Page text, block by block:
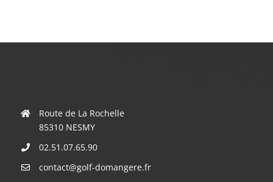
Route de La Rochelle
85310 NESMY
02.51.07.65.90
contact@golf-domangere.fr